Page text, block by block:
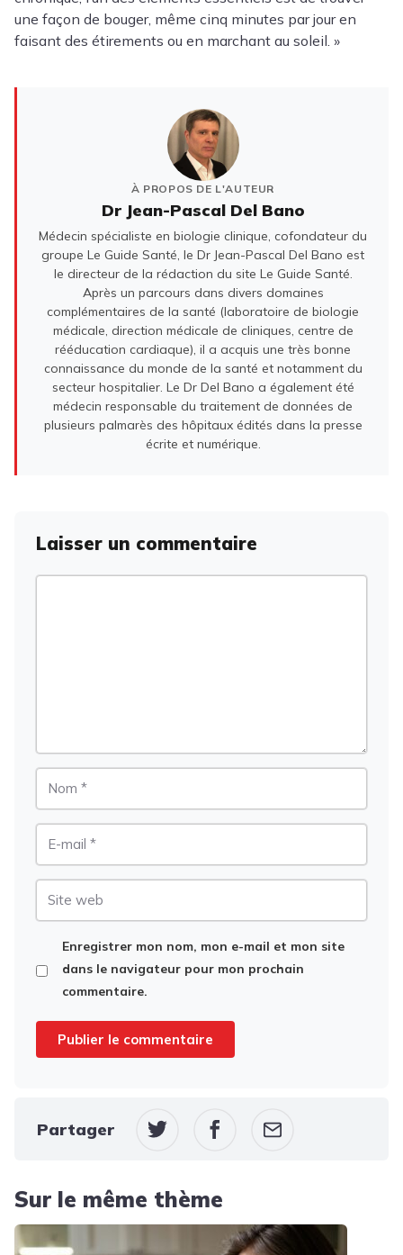
une façon de bouger, même cinq minutes par jour en
faisant des étirements ou en marchant au soleil. »
À PROPOS DE L'AUTEUR
Dr Jean-Pascal Del Bano
Médecin spécialiste en biologie clinique, cofondateur du
groupe Le Guide Santé, le Dr Jean-Pascal Del Bano est
le directeur de la rédaction du site Le Guide Santé.
Après un parcours dans divers domaines
complémentaires de la santé (laboratoire de biologie
médicale, direction médicale de cliniques, centre de
rééducation cardiaque), il a acquis une très bonne
connaissance du monde de la santé et notamment du
secteur hospitalier. Le Dr Del Bano a également été
médecin responsable du traitement de données de
plusieurs palmarès des hôpitaux édités dans la presse
écrite et numérique.
Laisser un commentaire
Enregistrer mon nom, mon e-mail et mon site
dans le navigateur pour mon prochain
commentaire.
Partager
Sur le même thème